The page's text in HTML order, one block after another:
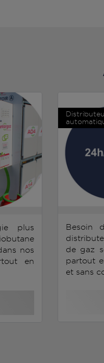
plus
nos
en
Besoin
de gaz
partout
et sans